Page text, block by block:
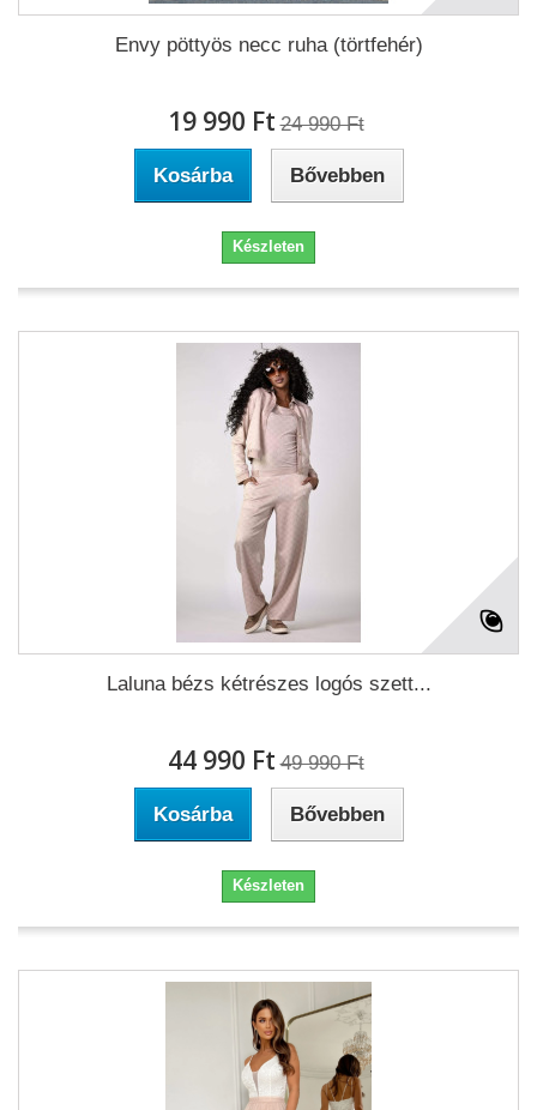
Envy pöttyös necc ruha (törtfehér)
19 990 Ft‎ 24 990 Ft‎
Kosárba Bővebben
Készleten
Laluna bézs kétrészes logós szett...
44 990 Ft‎ 49 990 Ft‎
Kosárba Bővebben
Készleten